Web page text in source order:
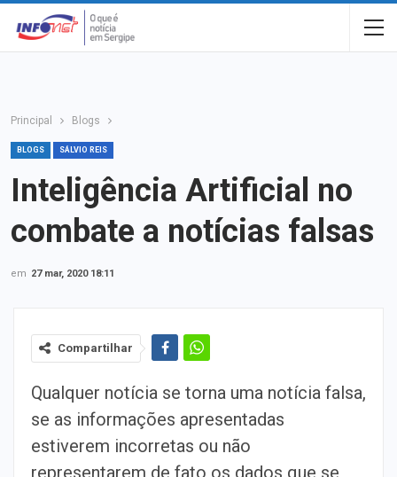
Principal Blogs
BLOGS SÁLVIO REIS
Inteligência Artificial no
combate a notícias falsas
em 27 mar, 2020 18:11
Compartilhar
Qualquer notícia se torna uma notícia falsa,
se as informações apresentadas
estiverem incorretas ou não
representarem de fato os dados que se